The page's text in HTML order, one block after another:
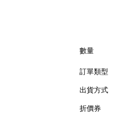
數量
訂單類型
出貨方式
折價券